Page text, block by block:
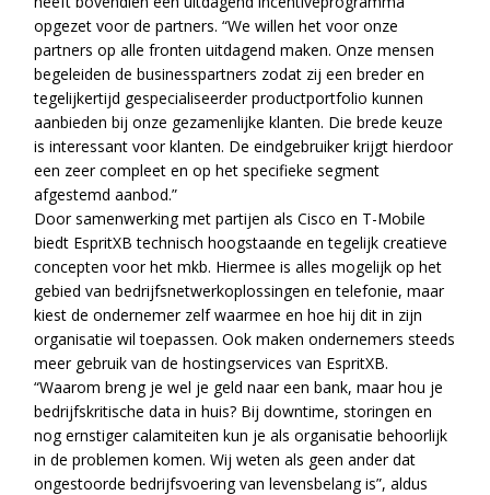
opgezet voor de partners. “We willen het voor onze
partners op alle fronten uitdagend maken. Onze mensen
begeleiden de businesspartners zodat zij een breder en
tegelijkertijd gespecialiseerder productportfolio kunnen
aanbieden bij onze gezamenlijke klanten. Die brede keuze
is interessant voor klanten. De eindgebruiker krijgt hierdoor
een zeer compleet en op het specifieke segment
afgestemd aanbod.”
Door samenwerking met partijen als Cisco en T-Mobile
biedt EspritXB technisch hoogstaande en tegelijk creatieve
concepten voor het mkb. Hiermee is alles mogelijk op het
gebied van bedrijfsnetwerkoplossingen en telefonie, maar
kiest de ondernemer zelf waarmee en hoe hij dit in zijn
organisatie wil toepassen. Ook maken ondernemers steeds
meer gebruik van de hostingservices van EspritXB.
“Waarom breng je wel je geld naar een bank, maar hou je
bedrijfskritische data in huis? Bij downtime, storingen en
nog ernstiger calamiteiten kun je als organisatie behoorlijk
in de problemen komen. Wij weten als geen ander dat
ongestoorde bedrijfsvoering van levensbelang is”, aldus